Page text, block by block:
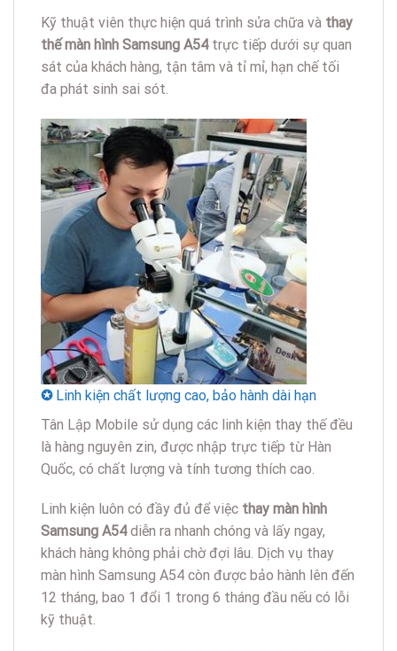
Kỹ thuật viên thực hiện quá trình sửa chữa và thay
thế màn hình Samsung A54trực tiếp dưới sự quan
sát của khách hàng, tận tâm và tỉ mỉ, hạn chế tối
đa phát sinh sai sót.
✪Linh kiện chất lượng cao, bảo hành dài hạn
Tân Lập Mobile sử dụng các linh kiện thay thế đều
là hàng nguyên zin, được nhập trực tiếp từ Hàn
Quốc, có chất lượng và tính tương thích cao.
Linh kiện luôn có đầy đủ để việc thay màn hình
Samsung A54diễn ra nhanh chóng và lấy ngay,
khách hàng không phải chờ đợi lâu. Dịch vụ thay
màn hình Samsung A54 còn được bảo hành lên đến
12 tháng, bao 1 đổi 1 trong 6 tháng đầu nếu có lỗi
kỹ thuật.